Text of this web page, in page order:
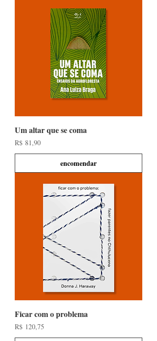
Um altar que se coma
Preço
R$ 81,90
encomendar
Ficar com o problema
Preço
R$ 120,75